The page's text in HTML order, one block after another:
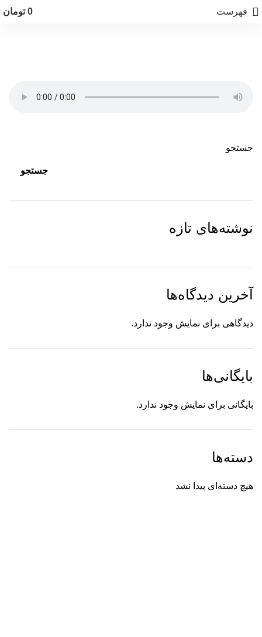
فهرست 0 تومان
جستجو
جستجو
نوشته‌های تازه
آخرین دیدگاه‌ها
دیدگاهی برای نمایش وجود ندارد.
بایگانی‌ها
بایگانی برای نمایش وجود ندارد.
دسته‌ها
هیچ دسته‌ای پیدا نشد